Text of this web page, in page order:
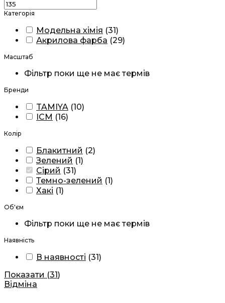
Категорія
Модельна хімія (31)
Акрилова фарба (29)
Масштаб
Фільтр поки ще не має термів
Бренди
TAMIYA (10)
ICM (16)
Колір
Блакитний (2)
Зелений (1)
Сірий (31)
Темно-зелений (1)
Хакі (1)
Об'єм
Фільтр поки ще не має термів
Наявність
В наявності (31)
Показати (31)
Відміна